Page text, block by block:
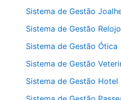
Sistema de Gestão
Sistema de Gestão
Sistema de Gestão Ótica
Sistema de Gestão
Sistema de Gestão Hotel